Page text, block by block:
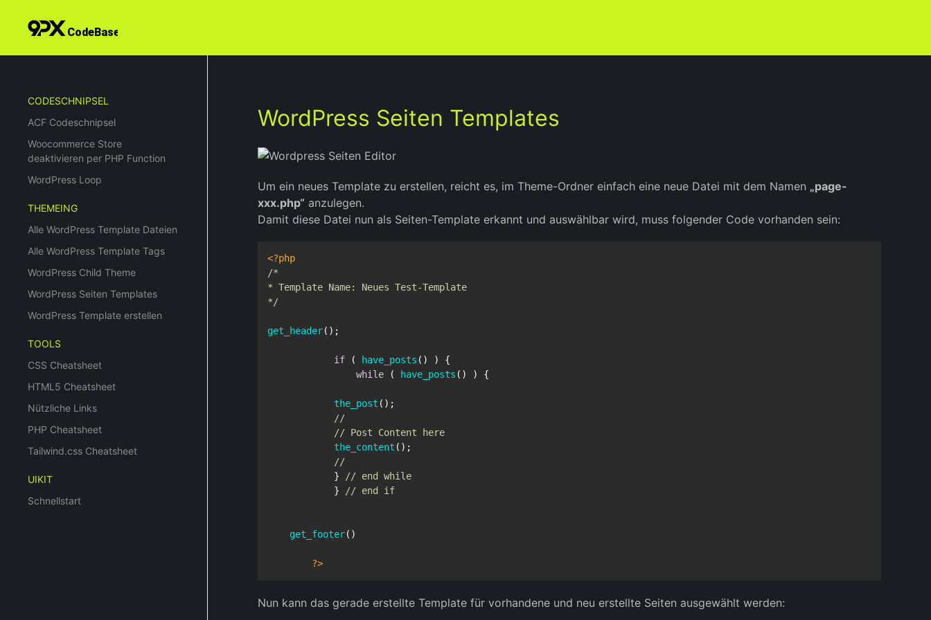
CODESCHNIPSEL
ACF Codeschnipsel
Woocommerce Store
deaktivieren per PHP Function
WordPress Loop
THEMEING
Alle WordPress Template Dateien
Alle WordPress Template Tags
WordPress Child Theme
WordPress Seiten Templates
WordPress Template erstellen
TOOLS
CSS Cheatsheet
HTML5 Cheatsheet
Nützliche Links
PHP Cheatsheet
Tailwind.css Cheatsheet
UIKIT
Schnellstart
WordPress Seiten Templates
Um ein neues Template zu erstellen, reicht es, im Theme-Ordner einfach eine neue Datei mit dem Namen „page-
xxx.php“ anzulegen.
Damit diese Datei nun als Seiten-Template erkannt und auswählbar wird, muss folgender Code vorhanden sein:
<?php
/*
* Template Name: Neues Test-Template
*/
get_header();
if ( have_posts () ) {
while ( have_posts () ) {
the_post ();
//
// Post Content here
the_content ();
//
            }
// end while
            }
// end if
get_footer()
?>
Nun kann das gerade erstellte Template für vorhandene und neu erstellte Seiten ausgewählt werden: